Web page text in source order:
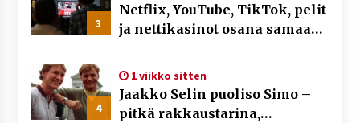
3
Netflix, YouTube, TikTok, pelit
ja nettikasinot osana samaa
4
1 viikko sitten
Jaakko Selin puoliso Simo –
pitkä rakkaustarina,